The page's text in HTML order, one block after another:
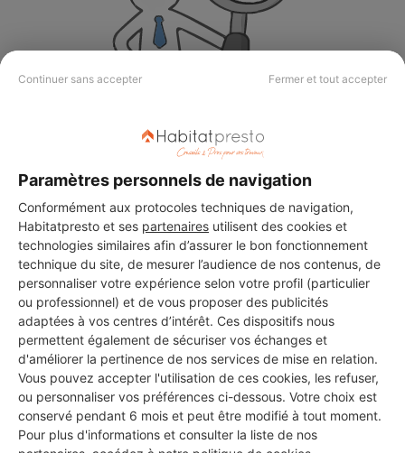
Continuer sans accepter Fermer et tout accepter
Paramètres personnels de navigation
Conformément aux protocoles techniques de navigation,
Habitatpresto et ses partenaires utilisent des cookies et
technologies similaires afin d’assurer le bon fonctionnement
technique du site, de mesurer l’audience de nos contenus, de
personnaliser votre expérience selon votre profil (particulier
ou professionnel) et de vous proposer des publicités
adaptées à vos centres d’intérêt. Ces dispositifs nous
permettent également de sécuriser vos échanges et
d'améliorer la pertinence de nos services de mise en relation.
Vous pouvez accepter l'utilisation de ces cookies, les refuser,
ou personnaliser vos préférences ci-dessous. Votre choix est
conservé pendant 6 mois et peut être modifié à tout moment.
Pour plus d'informations et consulter la liste de nos
Aucun autre professionnel disponible dans cette zone
géographique.
PROFESSIONNEL, VOUS
SOUHAITEZ NOUS
REJOINDRE ?
M'inscrire gratuitement